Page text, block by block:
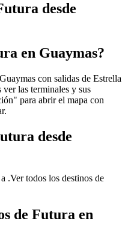
desde
en Guaymas?
con salidas de Estrella
las terminales y sus
para abrir el mapa con
desde
.Ver todos los destinos de
de Futura en